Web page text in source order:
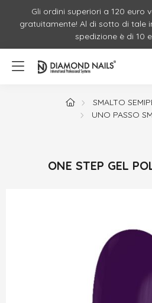
Gli ordini superiori a 120 euro
gratuitamente! Al di sotto di tale
spedizione è di 10
SMALTO
UNO PASSO
ONE STEP GEL